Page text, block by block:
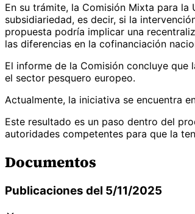
En su trámite, la Comisión Mixta para
subsidiariedad, es decir, si la
propuesta podría implicar una
las diferencias en la cofinanciación
El informe de la Comisión concluye
el sector pesquero europeo.
Actualmente, la iniciativa se encuentra
Este resultado es un paso dentro del
autoridades competentes para que la
Documentos
Publicaciones del 5/11/2025